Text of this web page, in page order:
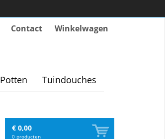
Contact Winkelwagen
Potten Tuindouches
€ 0,00
0 producten